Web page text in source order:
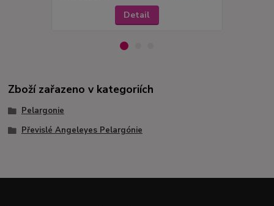
Detail
Zboží zařazeno v kategoriích
Pelargonie
Převislé Angeleyes Pelargónie